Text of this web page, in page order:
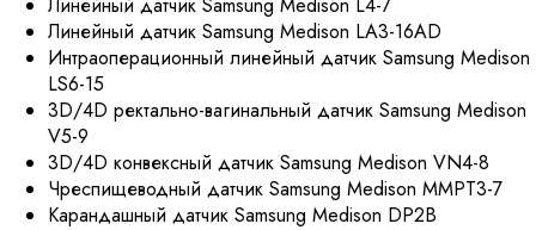
Линейный датчик Samsung Medison LA3-16AD
Интраоперационный линейный датчик Samsung Medison
LS6-15
3D/4D ректально-вагинальный датчик Samsung Medison
V5-9
3D/4D конвексный датчик Samsung Medison VN4-8
Чреспищеводный датчик Samsung Medison MMPT3-7
Карандашный датчик Samsung Medison DP2B